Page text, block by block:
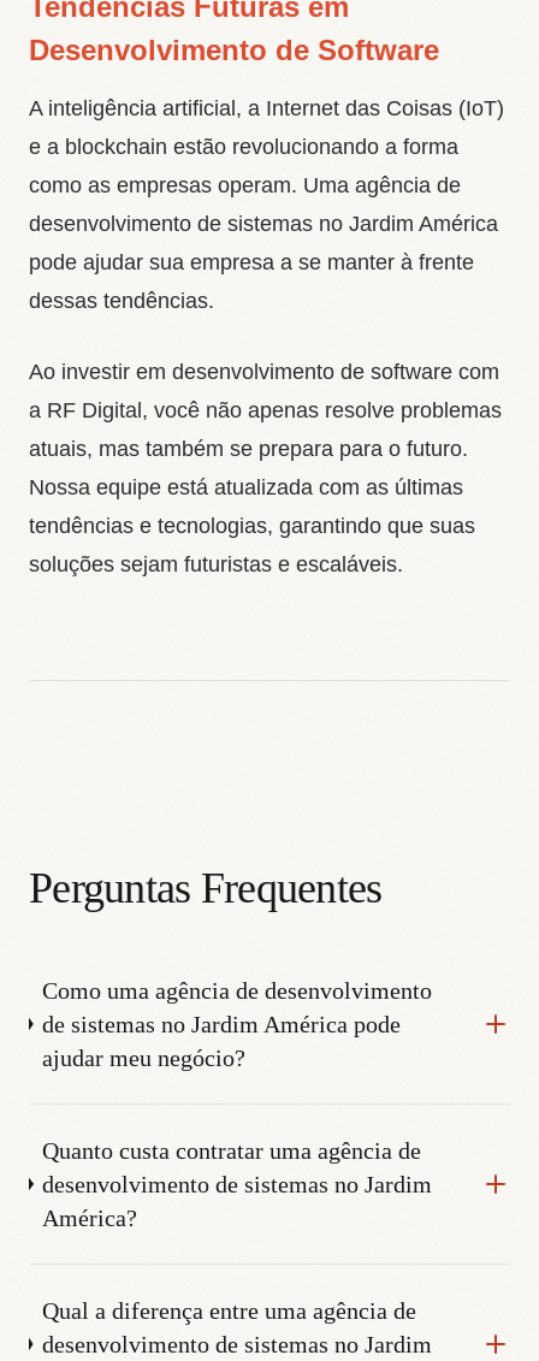
Desenvolvimento de Software
A inteligência artificial, a Internet das Coisas (IoT)
e a blockchain estão revolucionando a forma
como as empresas operam. Uma agência de
desenvolvimento de sistemas no Jardim América
pode ajudar sua empresa a se manter à frente
dessas tendências.
Ao investir em desenvolvimento de software com
a RF Digital, você não apenas resolve problemas
atuais, mas também se prepara para o futuro.
Nossa equipe está atualizada com as últimas
tendências e tecnologias, garantindo que suas
soluções sejam futuristas e escaláveis.
Perguntas Frequentes
Como uma agência de desenvolvimento
de sistemas no Jardim América pode
ajudar meu negócio?
Quanto custa contratar uma agência de
desenvolvimento de sistemas no Jardim
América?
Qual a diferença entre uma agência de
desenvolvimento de sistemas no Jardim